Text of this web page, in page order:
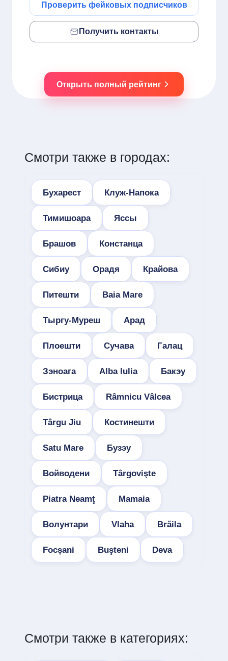
Проверить фейковых подписчиков
Получить контакты
Открыть полный рейтинг
Смотри также в городах:
Бухарест Клуж-Напока
Тимишоара Яссы
Брашов Констанца
Сибиу Орадя Крайова
Питешти Baia Mare
Тыргу-Муреш Арад
Плоешти Сучава Галац
Зэноага Alba Iulia Бакэу
Бистрица Râmnicu Vâlcea
Târgu Jiu Костинешти
Satu Mare Бузэу
Войводени Târgovişte
Piatra Neamţ Mamaia
Волунтари Vlaha Brăila
Focșani Buşteni Deva
Смотри также в категориях: